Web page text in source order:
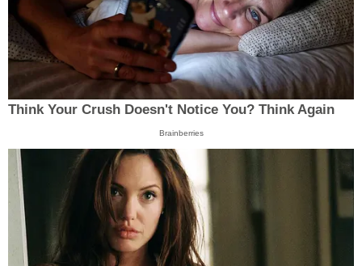
Think Your Crush Doesn't Notice You? Think Again
Brainberries